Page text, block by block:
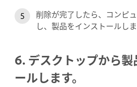
削除が完了したら、コンピ
し、製品をインストールしま
6. デスクトップから製
ールします。